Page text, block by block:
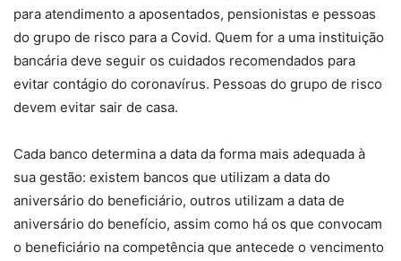
para atendimento a aposentados, pensionistas e pessoas
do grupo de risco para a Covid. Quem for a uma instituição
bancária deve seguir os cuidados recomendados para
evitar contágio do coronavírus. Pessoas do grupo de risco
devem evitar sair de casa.
Cada banco determina a data da forma mais adequada à
sua gestão: existem bancos que utilizam a data do
aniversário do beneficiário, outros utilizam a data de
aniversário do benefício, assim como há os que convocam
o beneficiário na competência que antecede o vencimento